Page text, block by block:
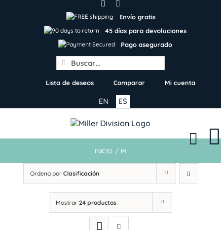
Envío gratis
45 días para devoluciones
Pago asegurado
Search
for:
Lista de deseos Comparar Mi cuenta
ES
EN
INICIO / M
Ordena por Clasificación
Mostrar 24 productos